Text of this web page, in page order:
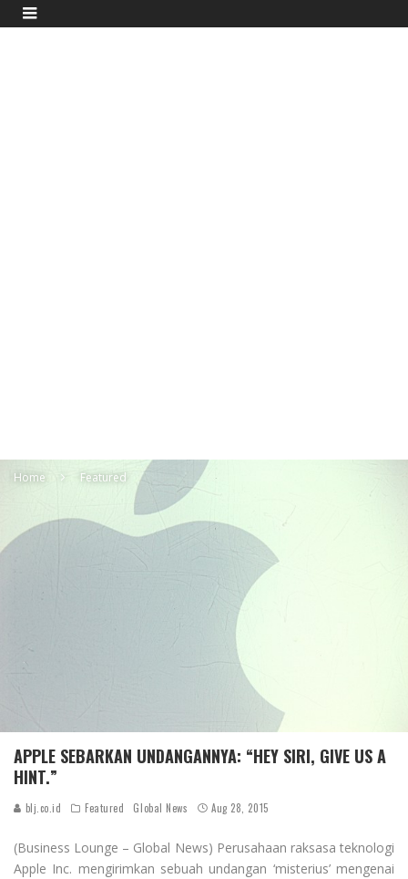
Home Featured
APPLE SEBARKAN UNDANGANNYA: “HEY SIRI, GIVE US A
HINT.”
blj.co.id Featured Global News Aug 28, 2015
(Business Lounge – Global News) Perusahaan raksasa teknologi
Apple Inc. mengirimkan sebuah undangan ‘misterius’ mengenai